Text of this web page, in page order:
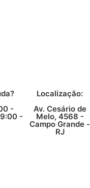
-
-
Localização:
Av. Cesário de
Melo, 4568 -
Campo Grande -
RJ